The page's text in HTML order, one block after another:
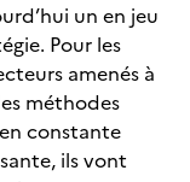
un en jeu
Pour les
amenés à
méthodes
constante
ils vont